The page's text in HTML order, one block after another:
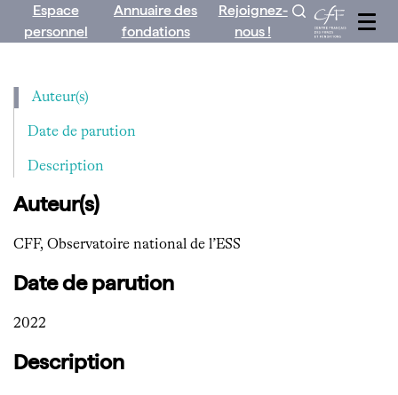
Espace
personnel
Annuaire des
fondations
Rejoignez-
nous !
Auteur(s)
Date de parution
Description
Auteur(s)
CFF, Observatoire national de l’ESS
Date de parution
2022
Description